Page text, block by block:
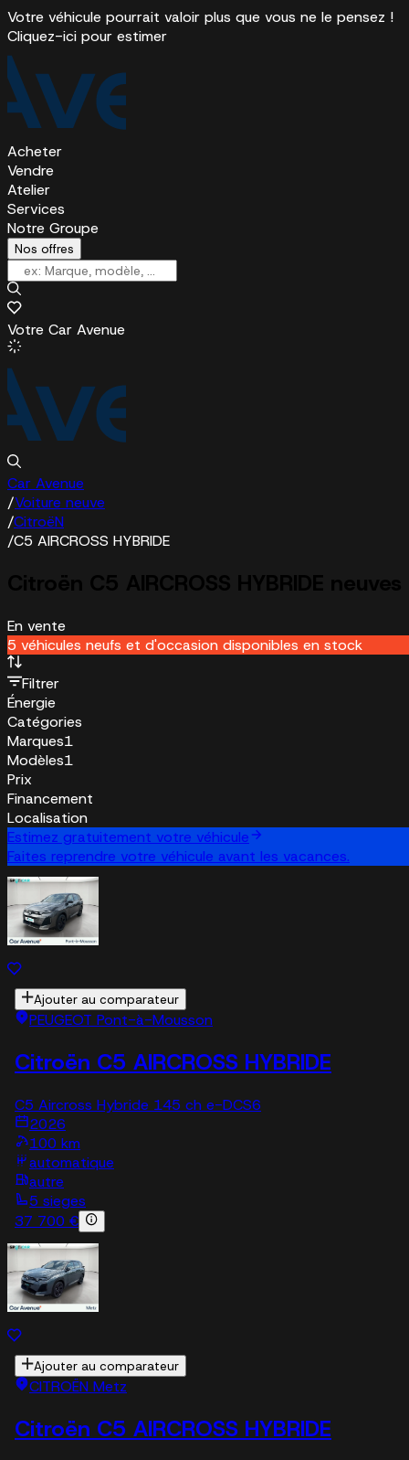
Votre véhicule pourrait valoir plus que vous ne le pensez !
Cliquez-ici pour estimer
Acheter
Vendre
Atelier
Services
Notre Groupe
Nos offres
Votre Car Avenue
Car Avenue
/Voiture neuve
/CitroëN
/C5 AIRCROSS HYBRIDE
En vente
5 véhicules neufs et d'occasion disponibles en stock
Filtrer
Énergie
Catégories
Marques1
Modèles1
Prix
Financement
Localisation
Estimez gratuitement votre véhicule
Faites reprendre votre véhicule avant les vacances.
Ajouter au comparateur
PEUGEOT Pont-à-Mousson
Citroën C5 AIRCROSS HYBRIDE
C5 Aircross Hybride 145 ch e-DCS6
2026
100 km
automatique
autre
5 sieges
37 700 €
Ajouter au comparateur
CITROËN Metz
Citroën C5 AIRCROSS HYBRIDE